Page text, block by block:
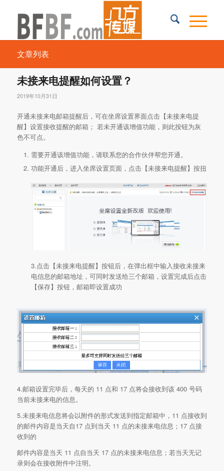
文章列表
未接来电提醒如何设置？
2019年10月31日
开通未接来电邮箱提醒后，可在坐席设置界面点击【未接来电提
醒】设置接收提醒的邮箱； 若未开通该增值功能，则此按钮为灰
色不可点。
需要开通该增值功能，请联系您的合作伙伴帮您开通。
功能开通后，进入坐席设置页面，点击【未接来电提醒】按扭
3.点击【未接来电提醒】按钮后，在弹出框中输入接收未接来
电信息的邮箱地址，可同时发送给三个邮箱，设置完成后点击
【保存】按钮，邮箱即设置成功
4.邮箱设置完毕后，每天的 11 点和 17 点将会接收到该 400 号码
当前未接来电的信息。
5.未接来电信息将会以附件的形式发送到指定邮箱中，11 点接收到
的邮件内容是当天自17 点到当天 11 点的未接来电信息；17 点接
收到的
邮件内容是当天 11 点自当天 17 点的未接来电信息；若当天无记
录则会在接收附件中注明。